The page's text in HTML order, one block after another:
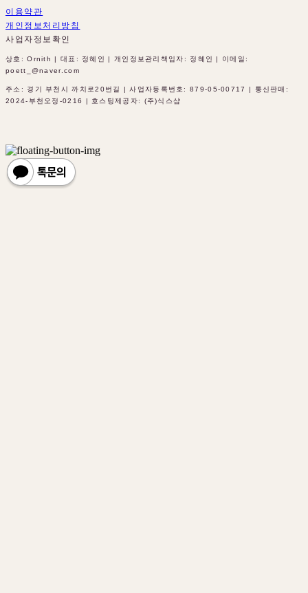
이용약관
개인정보처리방침
사업자정보확인
상호: Ornith | 대표: 정혜인 | 개인정보관리책임자: 정혜인 | 이메일:
poett_@naver.com
주소: 경기 부천시 까치로20번길 | 사업자등록번호:879-05-00717
| 통신판매:
2024-부천오정-0216
| 호스팅제공자: (주)식스샵